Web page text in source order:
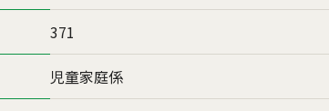
371
児童家庭係